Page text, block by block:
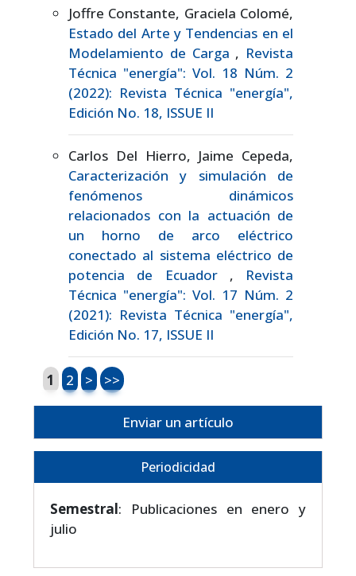
Joffre Constante, Graciela Colomé,
Estado del Arte y Tendencias en el
Modelamiento de Carga , Revista
Técnica "energía": Vol. 18 Núm. 2
(2022): Revista Técnica "energía",
Edición No. 18, ISSUE II
Carlos Del Hierro, Jaime Cepeda,
Caracterización y simulación de
fenómenos dinámicos
relacionados con la actuación de
un horno de arco eléctrico
conectado al sistema eléctrico de
potencia de Ecuador , Revista
Técnica "energía": Vol. 17 Núm. 2
(2021): Revista Técnica "energía",
Edición No. 17, ISSUE II
1 2 > >>
Enviar un artículo
Periodicidad
Semestral: Publicaciones en enero y
julio